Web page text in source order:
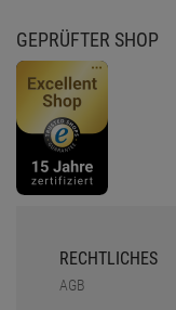
GEPRÜFTER SHOP
RECHTLICHES
AGB